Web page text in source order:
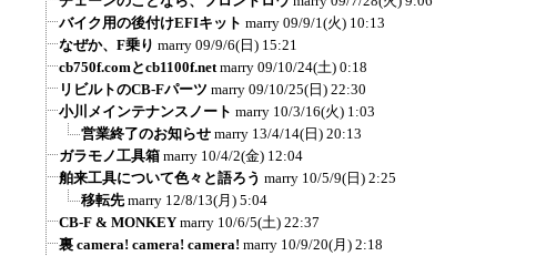
バイク用の後付けEFIキット marry 09/9/1(火) 10:13
なぜか、F乗り marry 09/9/6(日) 15:21
cb750f.comとcb1100f.net marry 09/10/24(土) 0:18
リビルトのCB-Fパーツ marry 09/10/25(日) 22:30
小川メインテナンスノート marry 10/3/16(火) 1:03
営業終了のお知らせ marry 13/4/14(日) 20:13
ガラモノ工具箱 marry 10/4/2(金) 12:04
舶来工具について色々と語ろう marry 10/5/9(日) 2:25
移転先 marry 12/8/13(月) 5:04
CB-F & MONKEY marry 10/6/5(土) 22:37
裏 camera! camera! camera! marry 10/9/20(月) 2:18